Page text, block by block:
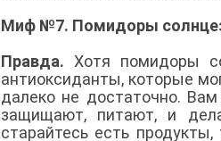
Миф №7. Помидоры
Правда. Хотя помидоры
антиоксиданты, которые
далеко не достаточно.
защищают, питают, и
старайтесь есть